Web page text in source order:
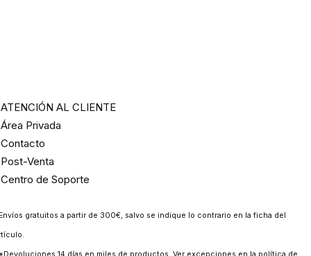
ATENCIÓN AL CLIENTE
Área Privada
Contacto
Post-Venta
Centro de Soporte
gratuitos a partir de 300€, salvo se indique lo contrario en la ficha del